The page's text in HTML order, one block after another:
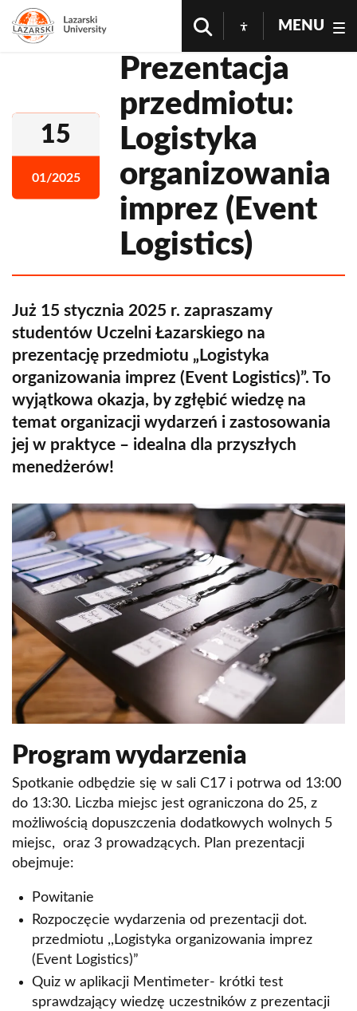
MENU
15
01/2025
Prezentacja
przedmiotu:
Logistyka
organizowania
imprez (Event
Logistics)
Już 15 stycznia 2025 r. zapraszamy
studentów Uczelni Łazarskiego na
prezentację przedmiotu „Logistyka
organizowania imprez (Event Logistics)”. To
wyjątkowa okazja, by zgłębić wiedzę na
temat organizacji wydarzeń i zastosowania
jej w praktyce – idealna dla przyszłych
menedżerów!
Program wydarzenia
Spotkanie odbędzie się w sali C17 i potrwa od 13:00
do 13:30. Liczba miejsc jest ograniczona do 25, z
możliwością dopuszczenia dodatkowych wolnych 5
miejsc, oraz 3 prowadzących. Plan prezentacji
obejmuje:
Powitanie
Rozpoczęcie wydarzenia od prezentacji dot.
przedmiotu ,,Logistyka organizowania imprez
(Event Logistics)”
Quiz w aplikacji Mentimeter- krótki test
sprawdzający wiedzę uczestników z prezentacji